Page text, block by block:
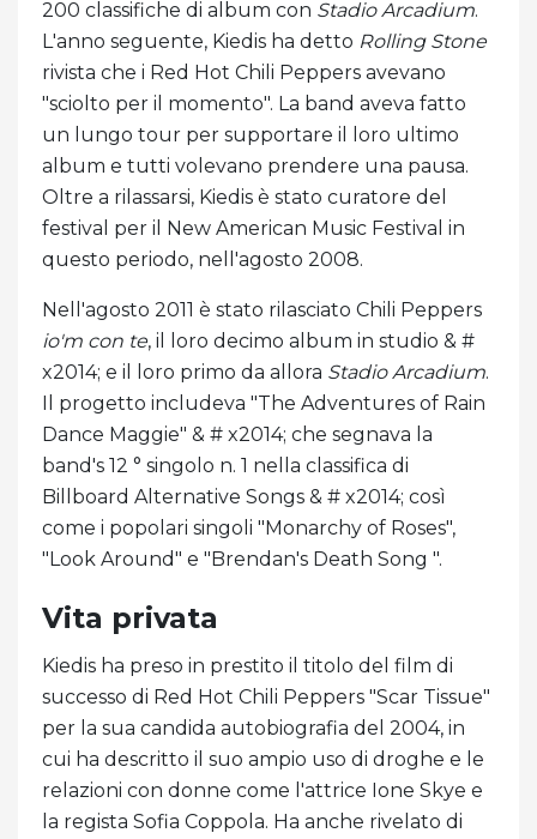
200 classifiche di album con Stadio Arcadium.
L'anno seguente, Kiedis ha detto Rolling Stone
rivista che i Red Hot Chili Peppers avevano
"sciolto per il momento". La band aveva fatto
un lungo tour per supportare il loro ultimo
album e tutti volevano prendere una pausa.
Oltre a rilassarsi, Kiedis è stato curatore del
festival per il New American Music Festival in
questo periodo, nell'agosto 2008.
Nell'agosto 2011 è stato rilasciato Chili Peppers
io'm con te, il loro decimo album in studio & #
x2014; e il loro primo da allora Stadio Arcadium.
Il progetto includeva "The Adventures of Rain
Dance Maggie" & # x2014; che segnava la
band's 12 ° singolo n. 1 nella classifica di
Billboard Alternative Songs & # x2014; così
come i popolari singoli "Monarchy of Roses",
"Look Around" e "Brendan's Death Song ".
Vita privata
Kiedis ha preso in prestito il titolo del film di
successo di Red Hot Chili Peppers "Scar Tissue"
per la sua candida autobiografia del 2004, in
cui ha descritto il suo ampio uso di droghe e le
relazioni con donne come l'attrice Ione Skye e
la regista Sofia Coppola. Ha anche rivelato di